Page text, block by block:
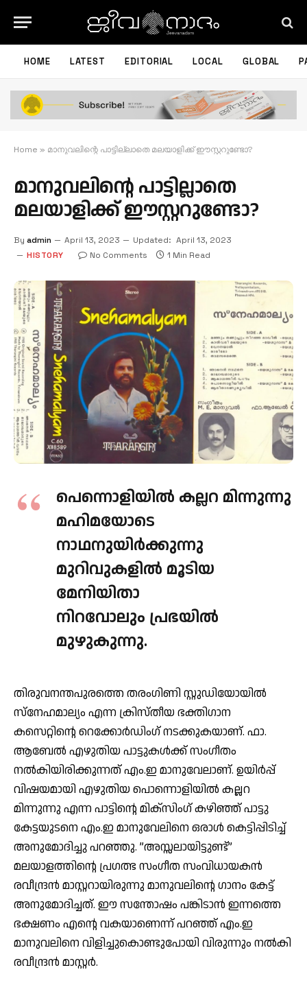
HOME LATEST EDITORIAL LOCAL GLOBAL
Home » മാനുവലിന്റെ പാട്ടില്ലാതെ മലയാളിക്ക് ഈസ്റ്ററുണ്ടോ?
മാനുവലിന്റെ പാട്ടില്ലാതെ
മലയാളിക്ക് ഈസ്റ്ററുണ്ടോ?
By admin April 13, 2023 Updated: April 13, 2023
HISTORY
No Comments 1 Min Read
പെന്നൊളിയില്‍ കല്ലറ മിന്നുന്നു
മഹിമയോടെ
നാഥനുയിര്‍ക്കുന്നു
മുറിവുകളില്‍ മൂടിയ
മേനിയിതാ
നിറവോലും പ്രഭയില്‍
മുഴുകുന്നു.
തിരുവനന്തപുരത്തെ തരംഗിണി സ്റ്റുഡിയോയില്‍
സ്‌നേഹമാല്യം എന്ന ക്രിസ്തീയ ഭക്തിഗാന
കസെറ്റിന്റെ റെക്കോര്‍ഡിംഗ് നടക്കുകയാണ്. ഫാ.
ആബേല്‍ എഴുതിയ പാട്ടുകള്‍ക്ക് സംഗീതം
നല്‍കിയിരിക്കുന്നത് എം.ഇ മാനുവേലാണ്. ഉയിര്‍പ്പ്
വിഷയമായി എഴുതിയ പൊന്നൊളിയില്‍ കല്ലറ
മിന്നുന്നു എന്ന പാട്ടിന്റെ മിക്‌സിംഗ് കഴിഞ്ഞ് പാട്ടു
കേട്ടയുടനെ എം.ഇ മാനുവേലിനെ ഒരാള്‍ കെട്ടിപ്പിടിച്ച്
അനുമോദിച്ചു പറഞ്ഞു. ”അസ്സലായിട്ടുണ്ട്”
മലയാളത്തിന്റെ പ്രഗത്ഭ സംഗീത സംവിധായകന്‍
രവീന്ദ്രന്‍ മാസ്റ്ററായിരുന്നു മാനുവലിന്റെ ഗാനം കേട്ട്
അനുമോദിച്ചത്. ഈ സന്തോഷം പങ്കിടാന്‍ ഇന്നത്തെ
ഭക്ഷണം എന്റെ വകയാണെന്ന് പറഞ്ഞ് എം.ഇ
മാനുവലിനെ വിളിച്ചുകൊണ്ടുപോയി വിരുന്നും നല്‍കി
രവീന്ദ്രന്‍ മാസ്റ്റര്‍.